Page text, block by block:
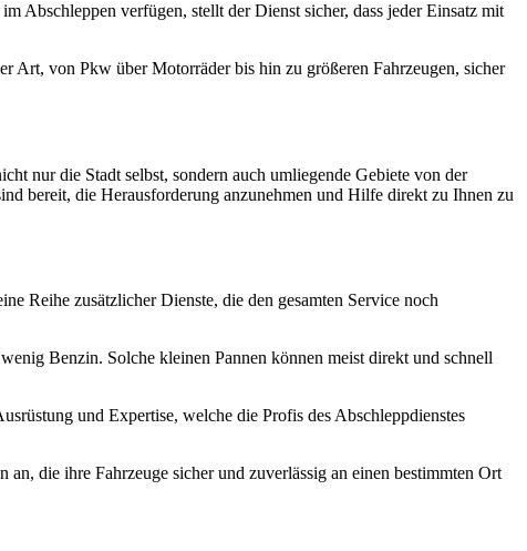
Abschleppen verfügen, stellt der Dienst sicher, dass jeder Einsatz mit
Art, von Pkw über Motorräder bis hin zu größeren Fahrzeugen, sicher
nur die Stadt selbst, sondern auch umliegende Gebiete von der
bereit, die Herausforderung anzunehmen und Hilfe direkt zu Ihnen zu
Reihe zusätzlicher Dienste, die den gesamten Service noch
Benzin. Solche kleinen Pannen können meist direkt und schnell
und Expertise, welche die Profis des Abschleppdienstes
die ihre Fahrzeuge sicher und zuverlässig an einen bestimmten Ort